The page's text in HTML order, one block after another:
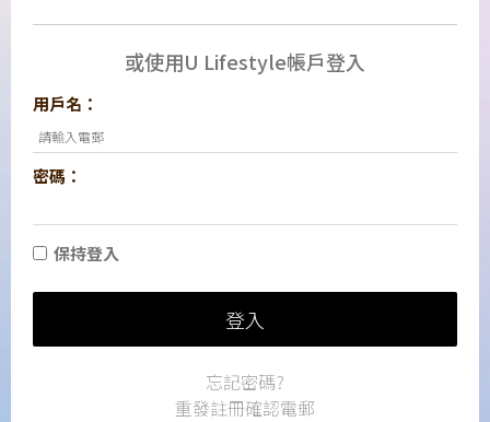
或使用U Lifestyle帳戶登入
用戶名：
密碼：
保持登入
登入
忘記密碼?
重發註冊確認電郵